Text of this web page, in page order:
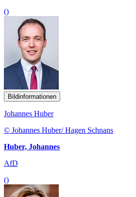
()
Bildinformationen
Johannes Huber
© Johannes Huber/ Hagen Schnans
Huber, Johannes
AfD
()